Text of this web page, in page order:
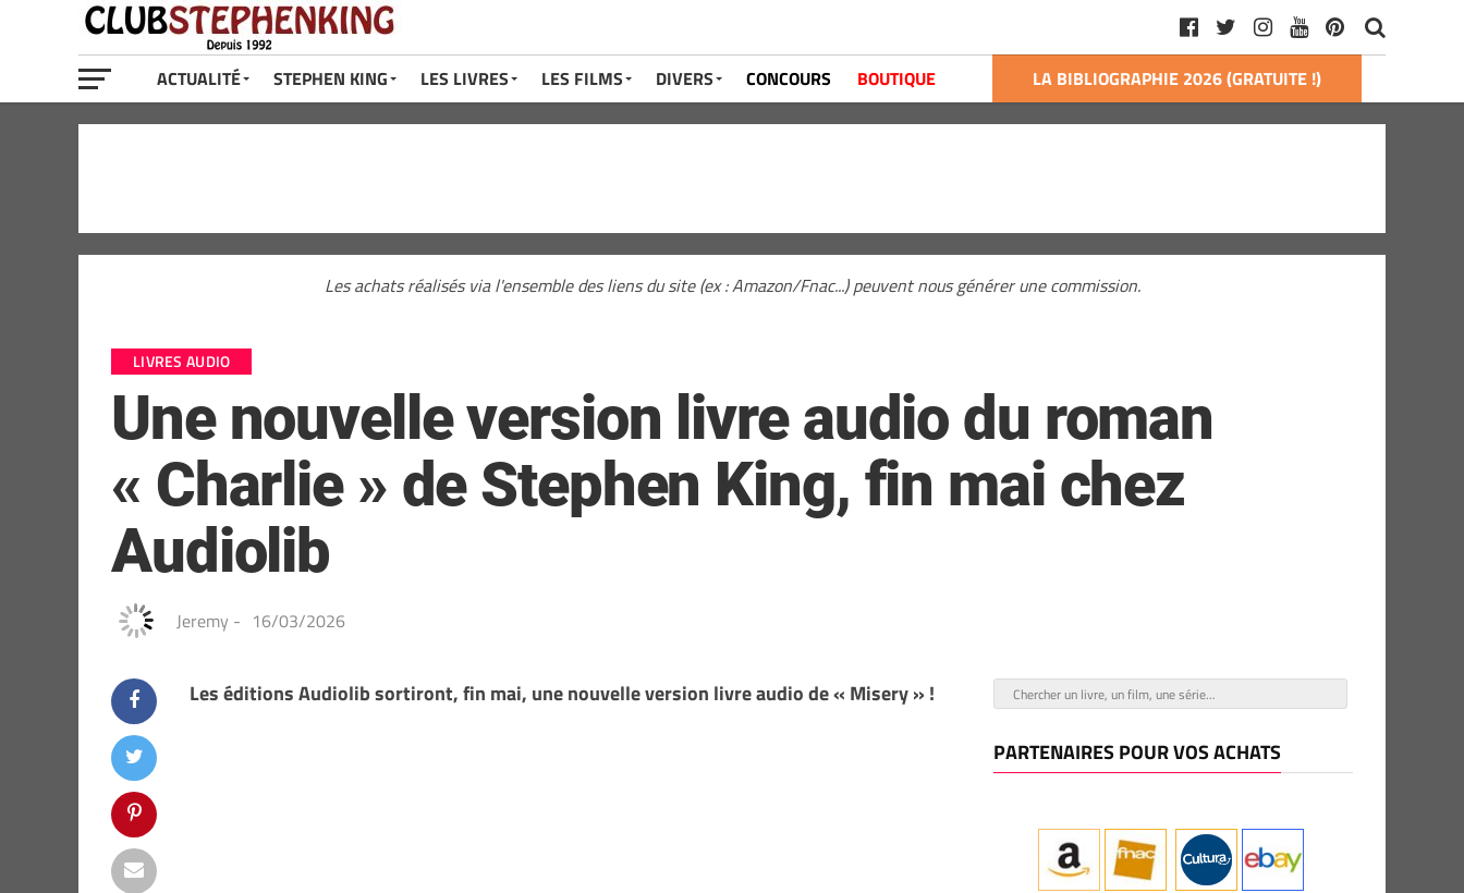
ACTUALITÉ STEPHEN KING LES LIVRES LES FILMS DIVERS CONCOURS BOUTIQUE LA BIBLIOGRAPHIE 2026 (GRATUITE !)
Les achats réalisés via l'ensemble des liens du site (ex : Amazon/Fnac...) peuvent nous générer une commission.
LIVRES AUDIO
Une nouvelle version livre audio du roman
« Charlie » de Stephen King, fin mai chez
Audiolib
Jeremy - 16/03/2026
Les éditions Audiolib sortiront, fin mai, une nouvelle version livre audio de « Misery » !
PARTENAIRES POUR VOS ACHATS